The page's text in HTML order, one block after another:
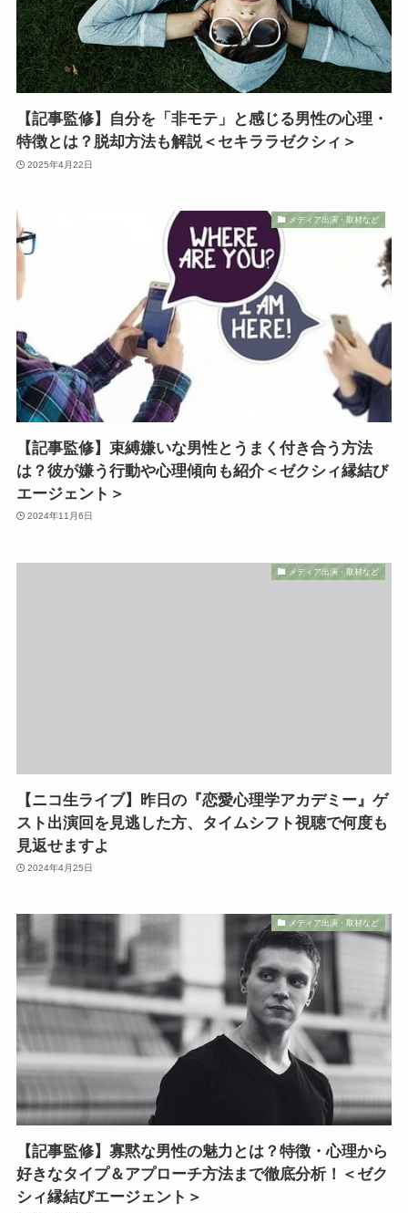
【記事監修】自分を「非モテ」と感じる男性の心理・
特徴とは？脱却方法も解説＜セキララゼクシィ＞
2025年4月22日
メディア出演・取材など
【記事監修】束縛嫌いな男性とうまく付き合う方法
は？彼が嫌う行動や心理傾向も紹介＜ゼクシィ縁結び
エージェント＞
2024年11月6日
メディア出演・取材など
【ニコ生ライブ】昨日の『恋愛心理学アカデミー』ゲ
スト出演回を見逃した方、タイムシフト視聴で何度も
見返せますよ
2024年4月25日
メディア出演・取材など
【記事監修】寡黙な男性の魅力とは？特徴・心理から
好きなタイプ＆アプローチ方法まで徹底分析！＜ゼク
シィ縁結びエージェント＞